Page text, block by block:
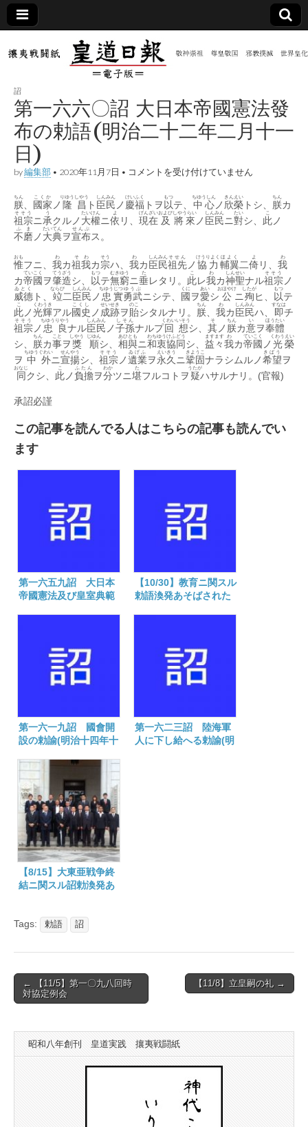
皇道
日報
（防
共新
聞）
電子
版
敬神
尊皇
｜昭
和八
年創
刊
皇道
実
践
攘夷
紙
詔
第一六六〇詔 大日本帝國憲法發
布の勅語(明治二十二年二月十一
日)
by編集部 • 2020年11月7日 • 第
六
六
詔
本
帝
國
憲
法
發
布
の
勅
語
(明
治
年
二
一
コメントを受け付けていません
朕
ちん
國家
こくか
ノ 隆昌
りゆうしやう
ト 臣民
しんみん
ノ 慶福
けいふく
トヲ以
もつ
テ、 中心
ちゆうしん
ノ 欣
きん
榮
えい
トシ、 朕
ちん
カ
祖宗
そそう
ニ承
う
クルノ 大權
たいけん
ニ依
よ
リ、 現在
げんざい
及
および
將來
しやうらい
ノ 臣民
しんみん
ニ對
たい
シ、 此
こ
ノ
不磨
ふま
ノ 大典
たいてん
ヲ宣布
せんぷ
ス。
惟
おも
フニ、 我
わ
カ祖
そ
我
わ
カ宗
そう
ハ、 我
わ
カ臣民
しんみん
祖先
そせん
ノ 協力
けうりよく
輔翼
ほよく
二倚
よ
リ、 我
わ
カ帝國
ていこく
ヲ肇造
てうざう
シ、 以
もつ
テ無窮
むきゆう
ニ垂
た
レタリ。 此
こ
レ我
わ
カ神聖
しんせい
ナル祖宗
そそう
ノ
威德
ゐとく
ト、 竝
ならび
二臣民
しんみん
ノ 忠
ちゆう
實
じつ
勇武
ゆうぶ
ニシテ、 國
くに
ヲ愛
あい
シ 公
おほやけ
ニ殉
したが
ヒ、 以
もつ
テ
此
こ
ノ光輝
くわうき
アル國史
こくし
ノ 成
せい
跡
せき
ヲ貽
のこ
シタルナリ。 朕
ちん
我
わ
カ臣民
しんみん
ハ、 即
すなは
チ
祖宗
そそう
ノ 忠
ちゆう
良
りやう
ナル臣民
しんみん
ノ子孫
しそん
ナルプ回想
くわいいそう
シ、 其
そ
ノ 朕
ちん
カ意
い
ヲ奉體
ほうたい
シ、 朕
ちん
カ事
こと
ヲ獎
しやう
順
じゆん
シ、 相與
あひとも
ニ和衷
わちゆう
協同
けふどう
シ、 益々
ますます
我
わ
カ帝國
ていこく
ノ 光
くわう
榮
えい
ヲ 中外
ちゆうぐわい
ニ宣揚
せんやう
シ、 祖宗
そそう
ノ遺業
ゐげふ
ヲ永久
えいきう
ニ鞏固
きようこ
ナラシムルノ希望
きばう
ヲ
同
おなじ
クシ、 此
こ
ノ 負擔
ふたん
ヲ分
わか
ツニ堪
た
フルコトヲ 疑
うたが
ハサルナリ。(官報)
承詔必謹
この記事を読んでる人はこちらの記事も読んでい
ます
第一六五九詔 大日本
帝國憲法及び皇室典範
【10/30】教育ニ関スル
勅語渙発あそばされた
第一六一九詔 國會開
設の勅諭(明治十四年十
第一六二三詔 陸海軍
人に下し給へる勅諭(明
【8/15】大東亜戦争終
結ニ関スル詔勅渙発あ
Tags: 勅語 詔
Post
navigation
← 【11/5】第一〇九八回時
対協定例会
【11/8】立皇嗣の礼 →
昭和八年創刊 皇道実践 攘夷戦闘紙